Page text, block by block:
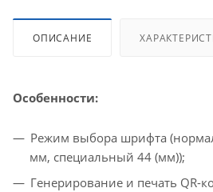
ОПИСАНИЕ
Особенности:
Режим выбора шрифта
мм, специальный 44 (мм));
Генерирование и печать QR-